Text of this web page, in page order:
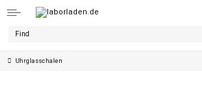
Uhrglasschalen